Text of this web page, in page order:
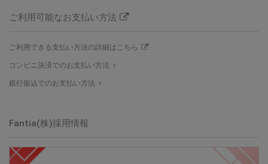
ご利用可能なお支払い方法
ご利用できる支払い方法の詳細はこちら
コンビニ決済でのお支払い方法
銀行振込でのお支払い方法
Fantia(株)採用情報